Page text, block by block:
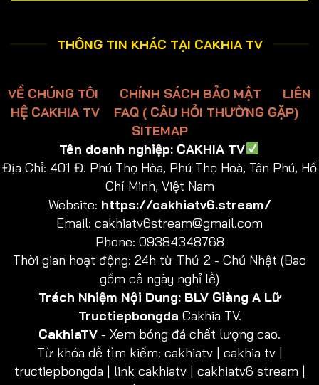
THÔNG TIN KHÁC TẠI CAKHIA TV
VỀ CHÚNG TÔI CHÍNH SÁCH BẢO MẬT
LIÊN
HỆ CAKHIA TV
FAQ ( CÂU HỎI THƯỜNG GẶP)
SITEMAP
Tên doanh nghiệp: CAKHIA TV
Địa Chỉ: 401 Đ. Phú Thọ Hòa, Phú Thọ Hoà, Tân Phú, Hồ
Chí Minh, Việt Nam
Website: https://cakhiatv6.stream/
Email: cakhiatv6stream@gmail.com
Phone: 09384348768
Thời gian hoạt động: 24h từ Thứ 2 - Chủ Nhật (Bao
gồm cả ngày nghỉ lễ)
Trách Nhiệm Nội Dung: BLV Giàng A Lữ
Tructiepbongda Cakhia TV.
CakhiaTV - Xem bóng đá chất lượng cao.
Từ khóa dễ tìm kiếm: cakhiatv | cakhia tv |
tructiepbongda | link cakhiatv | cakhiatv6 stream |